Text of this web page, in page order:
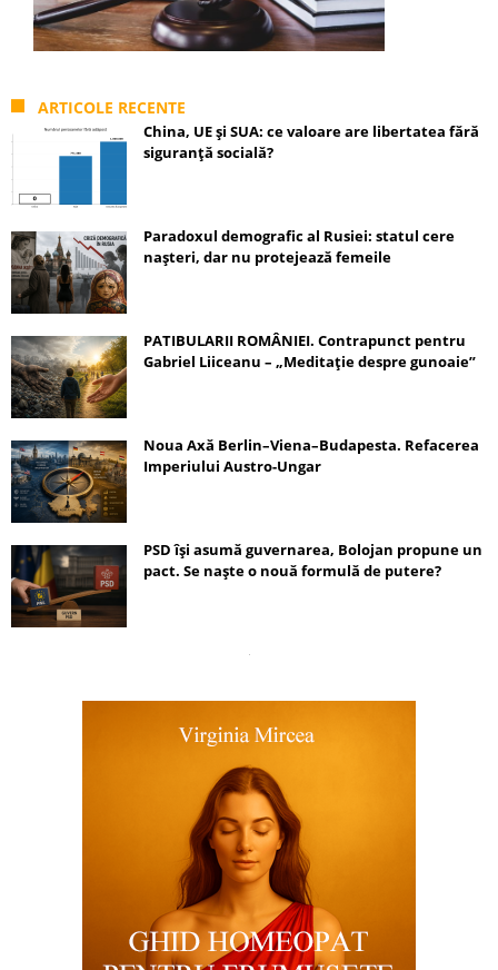
ARTICOLE RECENTE
China, UE și SUA: ce valoare are libertatea fără
siguranță socială?
Paradoxul demografic al Rusiei: statul cere
nașteri, dar nu protejează femeile
PATIBULARII ROMÂNIEI. Contrapunct pentru
Gabriel Liiceanu – „Meditație despre gunoaie”
Noua Axă Berlin–Viena–Budapesta. Refacerea
Imperiului Austro-Ungar
PSD își asumă guvernarea, Bolojan propune un
pact. Se naște o nouă formulă de putere?